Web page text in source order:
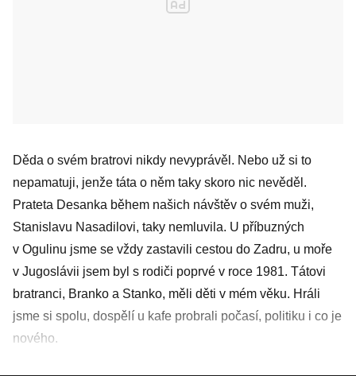
Děda o svém bratrovi nikdy nevyprávěl. Nebo už si to
nepamatuji, jenže táta o něm taky skoro nic nevěděl.
Prateta Desanka během našich návštěv o svém muži,
Stanislavu Nasadilovi, taky nemluvila. U příbuzných
v Ogulinu jsme se vždy zastavili cestou do Zadru, u moře
v Jugoslávii jsem byl s rodiči poprvé v roce 1981. Tátovi
bratranci, Branko a Stanko, měli děti v mém věku. Hráli
jsme si spolu, dospělí u kafe probrali počasí, politiku i co je
nového.